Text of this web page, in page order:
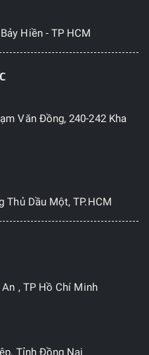
Hiền - TP HCM
Văn Đồng, 240-242 Kha
Thủ Dầu Một, TP.HCM
, TP Hồ Chí Minh
Tỉnh Đồng Nai